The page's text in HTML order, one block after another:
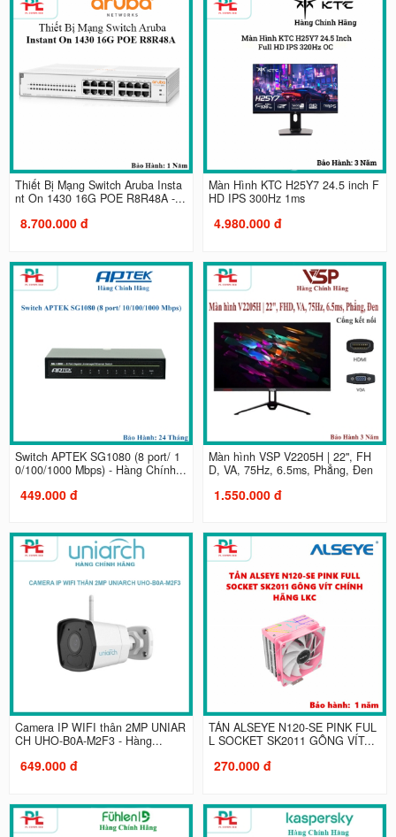
Thiết Bị Mạng Switch Aruba Insta
nt On 1430 16G POE R8R48A -...
8.700.000 đ
Màn Hình KTC H25Y7 24.5 inch F
HD IPS 300Hz 1ms
4.980.000 đ
Switch APTEK SG1080 (8 port/ 1
0/100/1000 Mbps) - Hàng Chính...
449.000 đ
Màn hình VSP V2205H | 22", FH
D, VA, 75Hz, 6.5ms, Phẳng, Đen
1.550.000 đ
Camera IP WIFI thân 2MP UNIAR
CH UHO-B0A-M2F3 - Hàng...
649.000 đ
TẢN ALSEYE N120-SE PINK FUL
L SOCKET SK2011 GÔNG VÍT...
270.000 đ